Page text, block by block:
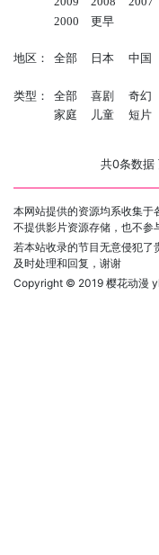
2000
更早
地区： 全部 日本 中国
类型： 全部 喜剧 奇幻
家庭
儿童 短片
共0条数据
本网站提供的资源均系收集
不提供影片资源存储，也不参
若本站收录的节目无意侵犯了
及时处理和回复，谢谢
Copyright © 2019 樱花动漫